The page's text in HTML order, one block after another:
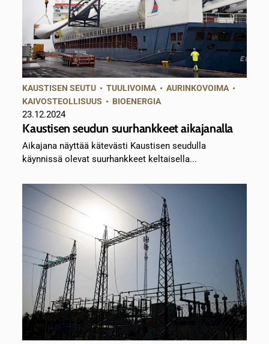
KAUSTISEN SEUTU •TUULIVOIMA•AURINKOVOIMA•
KAIVOSTEOLLISUUS • BIOENERGIA
23.12.2024
Kaustisen seudun suurhankkeet aikajanalla
Aikajana näyttää kätevästi Kaustisen seudulla
käynnissä olevat suurhankkeet keltaisella...